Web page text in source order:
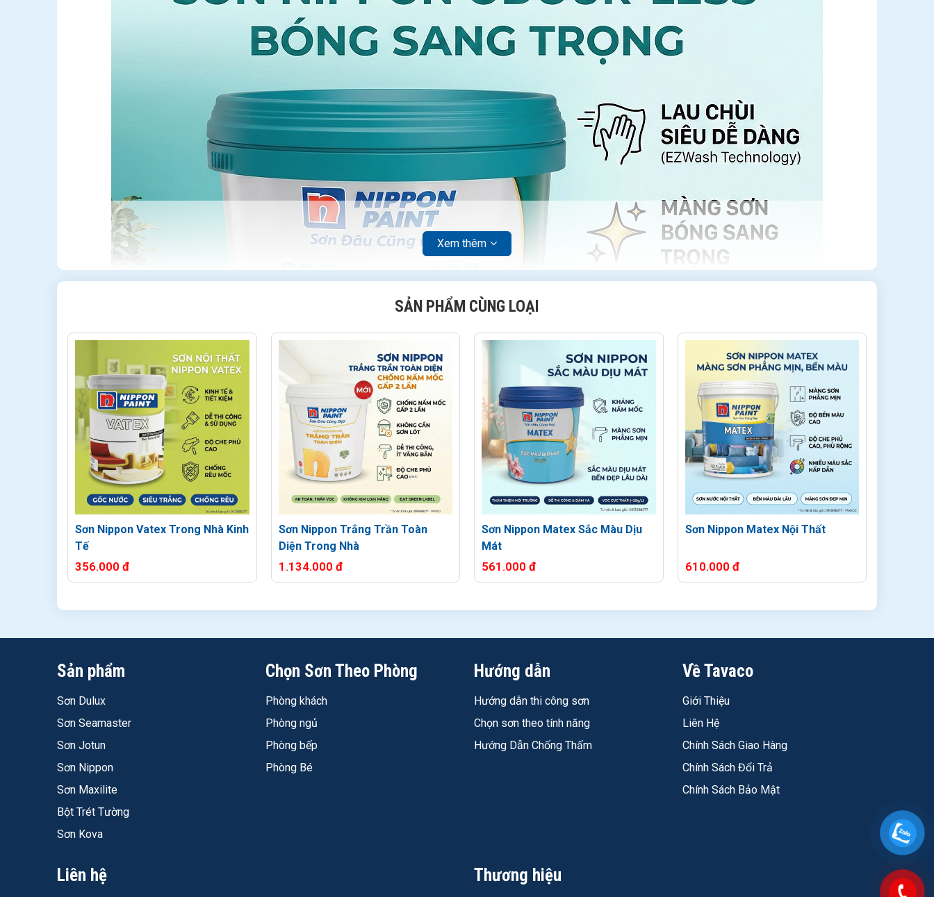
Sơn Nippon Odour-less Bóng Sang Trọng có lau chùi được không?
Được - công nghệ EZWash Technology giúp vết bẩn không thể ngấm sâu vào màng sơn bóng sau khi khô hoàn toàn. Chùi rửa bằng khăn mềm ướt hoặc chất tẩy nhẹ
Sơn Nippon bóng nội thất có mùi không khi thi công?
em và không gian kín tại TP.HCM sau 24 giờ thông gió.
Sơn Nippon Odour-less Bóng Sang Trọng - 1.648.000 đ/thùng 15L tại Sơn Nippon Tavaco, phục vụ công trình TP.HCM và Miền Nam. Tiết kiệm 1.995.000 đ so niêm
Mua Nippon Odour-less Bóng Sang Trọng chính hãng TP.HCM ở đâu?
Xem thêm
SẢN PHẨM CÙNG LOẠI
Sơn Nippon Vatex Trong Nhà Kinh
Tế
356.000 đ
Sơn Nippon Trắng Trần Toàn
Diện Trong Nhà
1.134.000 đ
Sơn Nippon Matex Sắc Màu Dịu
Mát
561.000 đ
Sơn Nippon Matex Nội Thất
610.000 đ
Sản phẩm
Sơn Dulux
Sơn Seamaster
Sơn Jotun
Sơn Nippon
Sơn Maxilite
Bột Trét Tường
Sơn Kova
Chọn Sơn Theo Phòng
Phòng khách
Phòng ngủ
Phòng bếp
Phòng Bé
Hướng dẫn
Hướng dẫn thi công sơn
Chọn sơn theo tính năng
Hướng Dẫn Chống Thấm
Về Tavaco
Giới Thiệu
Liên Hệ
Chính Sách Giao Hàng
Chính Sách Đổi Trả
Chính Sách Bảo Mật
Liên hệ Thương hiệu